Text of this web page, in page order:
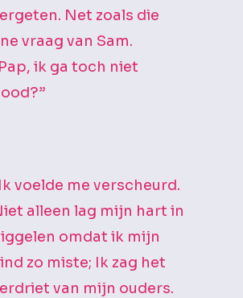
Net zoals die
vraag van Sam.
ik ga toch niet
voelde me verscheurd.
alleen lag mijn hart in
omdat ik mijn
zo miste; Ik zag het
van mijn ouders.